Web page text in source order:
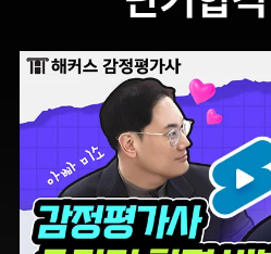
합격생 이*헌님
해커스 선생님이
출제하신 동형모의고사
다 풀었는데 적중률
미쳤어요. 시험장에서
깜짝 놀랐습니다.